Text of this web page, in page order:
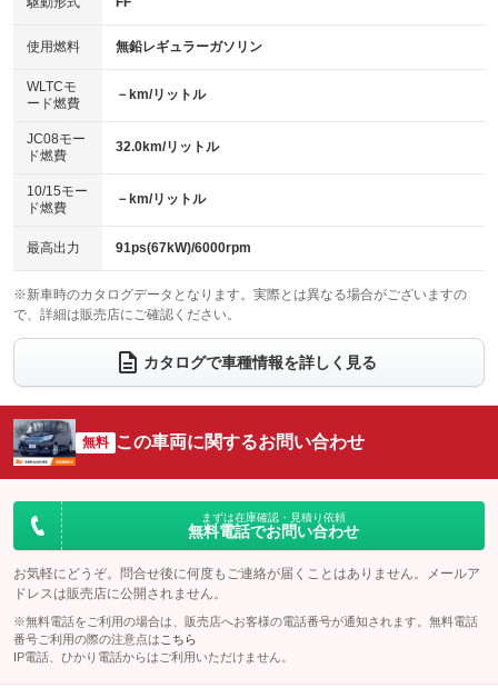
：装備なし
100V電源
：装備なし
センターデフロック
：装備なし
電動格納ミラー
：装備なし
HID(キセノンライト)
：装備なし
バックカメラ
：装備あり
エアロ
：装備なし
：装備なし
パワーシート
ベンチシート
：装備なし
チップアップシート
：装備なし
：装備なし ：装備あり
ウォークスルー
：装備なし
電動リアゲート フロントカメラ
：装備なし
：装備なし ：装備なし
サイドカメラ
：装備なし ルーフレール
：装備なし
：装備なし
：装備なし
使用燃料 無鉛レギュラーガソリン
WLTCモ
ード燃費
－km/リットル
JC08モー
ド燃費
32.0km/リットル
10/15モー
ド燃費
－km/リットル
最高出力 91ps(67kW)/6000rpm
※新車時のカタログデータとなります。実際とは異なる場合がございますの
で、詳細は販売店にご確認ください。
カタログで車種情報を詳しく見る
無料 この車両に関するお問い合わせ
まずは在庫確認・見積り依頼
無料電話でお問い合わせ
お気軽にどうぞ。問合せ後に何度もご連絡が届くことはありません。メールア
ドレスは販売店に公開されません。
※無料電話をご利用の場合は、販売店へお客様の電話番号が通知されます。無料電話
番号ご利用の際の注意点は こちら
IP電話、ひかり電話からはご利用いただけません。